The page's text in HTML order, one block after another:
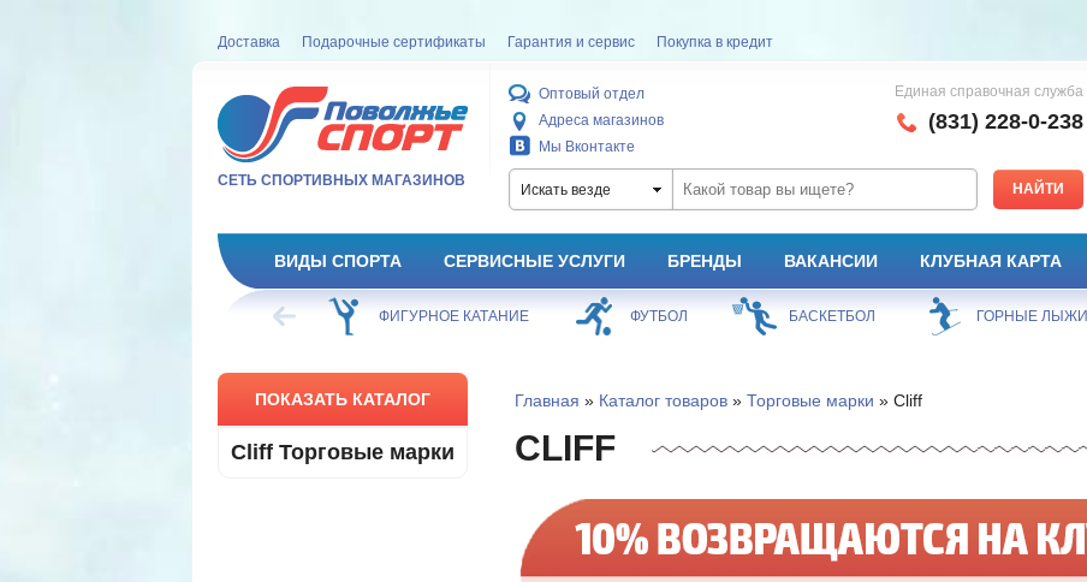
Доставка Подарочные сертификаты Гарантия и сервис Покупка в кредит
СЕТЬ СПОРТИВНЫХ МАГАЗИНОВ
Оптовый отдел
Адреса магазинов
Мы Вконтакте
Единая справочная служба
(831) 228-0-238
Искать везде
ВИДЫ СПОРТА СЕРВИСНЫЕ УСЛУГИ БРЕНДЫ ВАКАНСИИ КЛУБНАЯ КАРТА
ХОККЕЙ ФИГУРНОЕ КАТАНИЕ ФУТБОЛ БАСКЕТБОЛ ГОРНЫЕ ЛЫЖИ
ПОКАЗАТЬ КАТАЛОГ
Cliff Торговые марки
Главная » Каталог товаров» Торговые марки » Cliff
CLIFF